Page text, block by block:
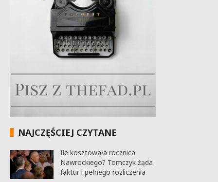
NAJCZĘŚCIEJ CZYTANE
Ile kosztowała rocznica
Nawrockiego? Tomczyk żąda
faktur i pełnego rozliczenia